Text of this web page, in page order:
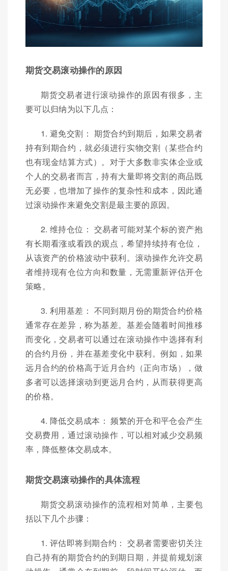
期货交易滚动操作的原因
期货交易者进行滚动操作的原因有很多，主
要可以归纳为以下几点：
1. 避免交割： 期货合约到期后，如果交易者
持有到期合约，就必须进行实物交割（某些合约
也有现金结算方式）。对于大多数非实体企业或
个人的交易者而言，持有大量即将交割的商品既
无必要，也增加了操作的复杂性和成本，因此通
过滚动操作来避免交割是最主要的原因。
2. 维持仓位： 交易者可能对某个标的资产抱
有长期看涨或看跌的观点，希望持续持有仓位，
从该资产的价格波动中获利。滚动操作允许交易
者维持现有仓位方向和数量，无需重新评估开仓
策略。
3. 利用基差： 不同到期月份的期货合约价格
通常存在差异，称为基差。基差会随着时间推移
而变化，交易者可以通过在滚动操作中选择有利
的合约月份，并在基差变化中获利。例如，如果
远月合约的价格高于近月合约（正向市场），做
多者可以选择滚动到更远月合约，从而获得更高
的价格。
4. 降低交易成本： 频繁的开仓和平仓会产生
交易费用，通过滚动操作，可以相对减少交易频
率，降低整体交易成本。
期货交易滚动操作的具体流程
期货交易滚动操作的流程相对简单，主要包
括以下几个步骤：
1. 评估即将到期合约： 交易者需要密切关注
自己持有的期货合约的到期日期，并提前规划滚